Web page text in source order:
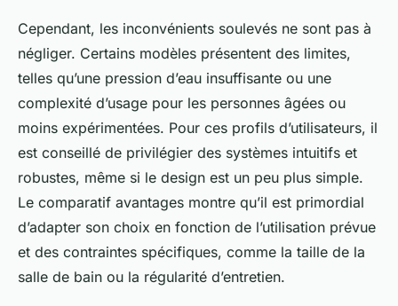
Cependant, les inconvénients soulevés ne sont pas à
négliger. Certains modèles présentent des limites,
telles qu’une pression d’eau insuffisante ou une
complexité d’usage pour les personnes âgées ou
moins expérimentées. Pour ces profils d’utilisateurs, il
est conseillé de privilégier des systèmes intuitifs et
robustes, même si le design est un peu plus simple.
Le comparatif avantages montre qu’il est primordial
d’adapter son choix en fonction de l’utilisation prévue
et des contraintes spécifiques, comme la taille de la
salle de bain ou la régularité d’entretien.